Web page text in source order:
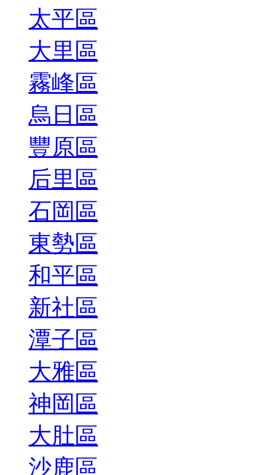
太平區
大里區
霧峰區
烏日區
豐原區
后里區
石岡區
東勢區
和平區
新社區
潭子區
大雅區
神岡區
大肚區
沙鹿區